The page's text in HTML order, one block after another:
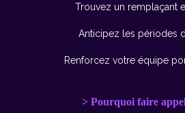
Trouvez un remplaçant
Anticipez les périodes
Renforcez votre équipe
> Pourquoi faire